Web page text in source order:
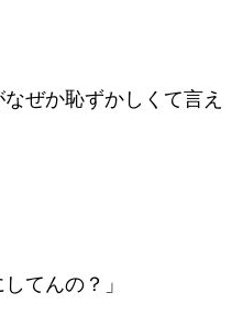
ぜか恥ずかしくて言え
てんの？」